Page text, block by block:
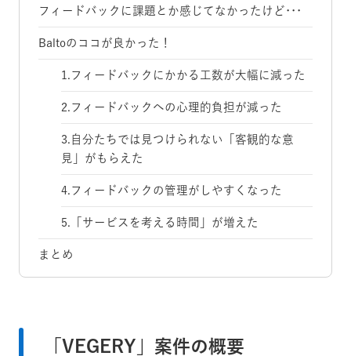
フィードバックに課題とか感じてなかったけど･･･
Baltoのココが良かった！
1.フィードバックにかかる工数が大幅に減った
2.フィードバックへの心理的負担が減った
3.自分たちでは見つけられない「客観的な意
見」がもらえた
4.フィードバックの管理がしやすくなった
5.「サービスを考える時間」が増えた
まとめ
「VEGERY」案件の概要